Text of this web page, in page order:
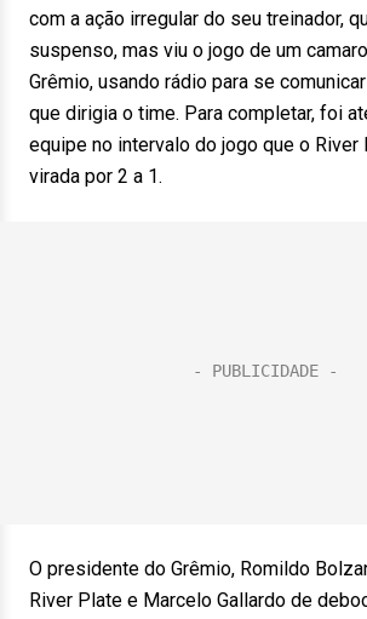
com a ação irregular do seu treinador,
suspenso, mas viu o jogo de um
Grêmio, usando rádio para se
que dirigia o time. Para completar, foi
equipe no intervalo do jogo que o River
virada por 2 a 1.
O presidente do Grêmio, Romildo
River Plate e Marcelo Gallardo de